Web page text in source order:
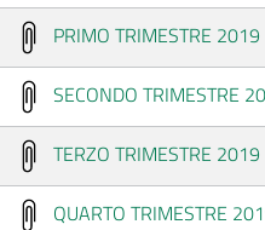
PRIMO TRIMESTRE 2019
SECONDO TRIMESTRE
TERZO TRIMESTRE 2019
QUARTO TRIMESTRE